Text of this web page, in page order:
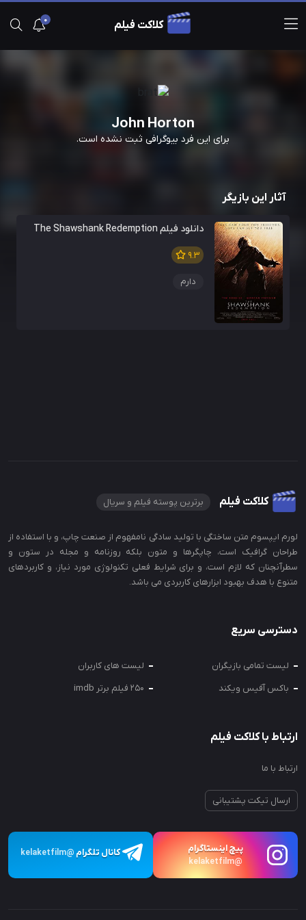
0 کلاکت فیلم
John Horton
برای این فرد بیوگرافی ثبت نشده است.
آثار این بازیگر
دانلود فیلم The Shawshank Redemption
9.3
دارم
کلاکت فیلم برترین پوسته فیلم و سریال
لورم ایپسوم متن ساختگی با تولید سادگی نامفهوم از صنعت چاپ، و با استفاده از
طراحان گرافیک است، چاپگرها و متون بلکه روزنامه و مجله در ستون و
سطرآنچنان که لازم است، و برای شرایط فعلی تکنولوژی مورد نیاز، و کاربردهای
متنوع با هدف بهبود ابزارهای کاربردی می باشد.
دسترسی سریع
لیست تمامی بازیگران
لیست های کاربران
باکس آفیس ویکند
250 فیلم برتر imdb
ارتباط با کلاکت فیلم
ارتباط با ما
ارسال تیکت پشتیبانی
پیچ اینستاگرام
@kelaketfilm
کانال تلگرام @kelaketfilm